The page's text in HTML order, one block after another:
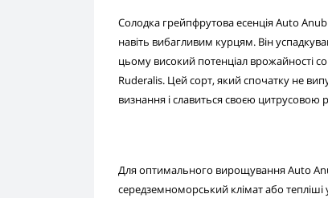
Солодка грейпфрутова есенція Auto
навіть вибагливим курцям. Він
цьому високий потенціал врожайності
Ruderalis. Цей сорт, який спочатку не
визнання і славиться своєю
Для оптимального вирощування Auto
середземноморський клімат або